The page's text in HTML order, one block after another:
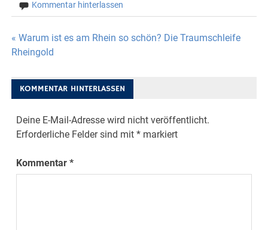
Kommentar hinterlassen
Beitragsnavigation
« Warum ist es am Rhein so schön? Die Traumschleife
Rheingold
KOMMENTAR HINTERLASSEN
Deine E-Mail-Adresse wird nicht veröffentlicht.
Erforderliche Felder sind mit* markiert
Kommentar*